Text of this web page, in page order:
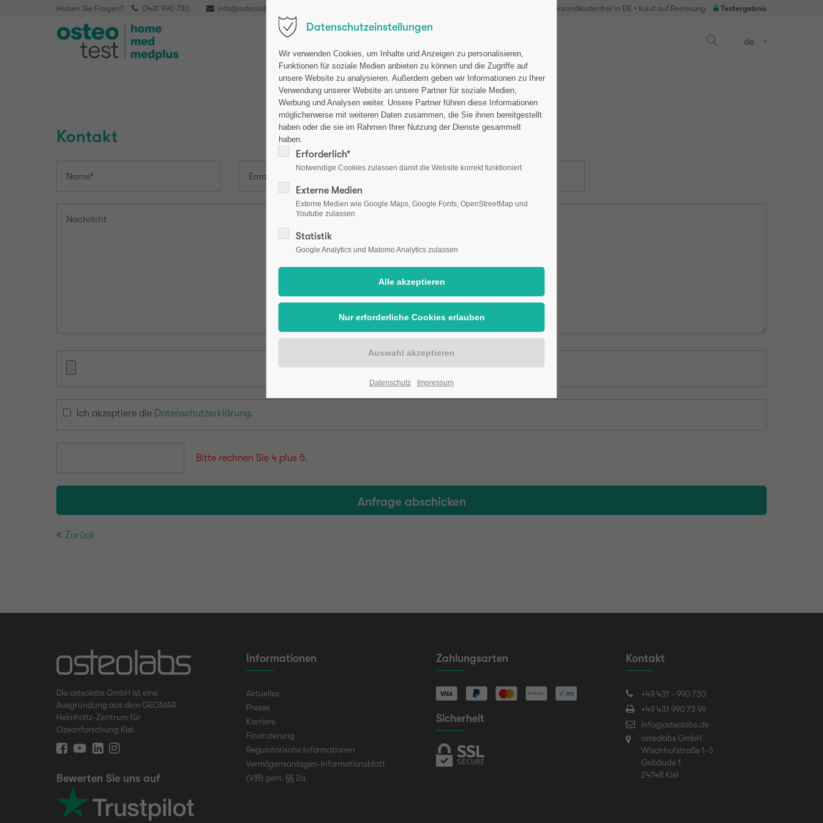
Haben Sie Fragen? 0431 990 730 info@osteolabs.de • Versandkostenfrei in DE • Kauf auf Rechnung Testergebnis
de
Patienten
Kontakt
Ich akzeptiere die Datenschutzerklärung.
Bitte rechnen Sie 4 plus 5.
Anfrage abschicken
Zurück
Die osteolabs GmbH ist eine
Ausgründung aus dem GEOMAR
Helmholtz-Zentrum für
Ozeanforschung Kiel.
Bewerten Sie uns auf
Informationen
Aktuelles
Presse
Karriere
Finanzierung
Regulatorische Informationen
Vermögensanlagen-Informationsblatt
(VIB) gem. §§ 2a
Zahlungsarten
Sicherheit
Kontakt
+49 431 - 990 730
+49 431 990 73 99
info@osteolabs.de
osteolabs GmbH
Wischhofstraße 1-3
Gebäude 1
24148 Kiel
Datenschutzeinstellungen
Wir verwenden Cookies, um Inhalte und Anzeigen zu personalisieren,
Funktionen für soziale Medien anbieten zu können und die Zugriffe auf
unsere Website zu analysieren. Außerdem geben wir Informationen zu Ihrer
Verwendung unserer Website an unsere Partner für soziale Medien,
Werbung und Analysen weiter. Unsere Partner führen diese Informationen
möglicherweise mit weiteren Daten zusammen, die Sie ihnen bereitgestellt
haben oder die sie im Rahmen Ihrer Nutzung der Dienste gesammelt
haben.
Erforderlich*
Notwendige Cookies zulassen damit die Website korrekt funktioniert
Externe Medien
Externe Medien wie Google Maps, Google Fonts, OpenStreetMap und
Youtube zulassen
Statistik
Google Analytics und Matomo Analytics zulassen
Datenschutz Impressum